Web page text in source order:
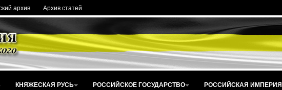
архив Архив статей
КНЯЖЕСКАЯ РУСЬ РОССИЙСКОЕ ГОСУДАРСТВО РОССИЙСКАЯ ИМПЕРИЯ